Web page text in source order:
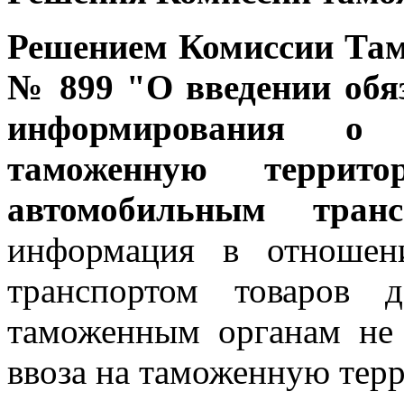
Решением Комиссии
№ 899 "О введении
информирования
таможенную
автомобильным
информация в
транспортом товаров
таможенным органам
ввоза на таможенную